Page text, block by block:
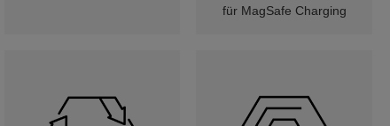
für MagSafe Charging